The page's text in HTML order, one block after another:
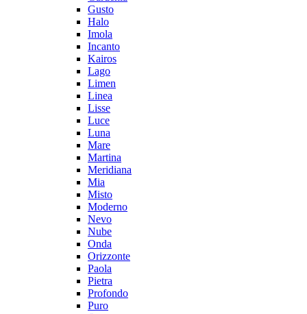
Gusto
Halo
Imola
Incanto
Kairos
Lago
Limen
Linea
Lisse
Luce
Luna
Mare
Martina
Meridiana
Mia
Misto
Moderno
Nevo
Nube
Onda
Orizzonte
Paola
Pietra
Profondo
Puro